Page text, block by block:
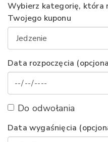
Wybierz kategorię, która
Twojego kuponu
Data rozpoczęcia
Do odwołania
Data wygaśnięcia